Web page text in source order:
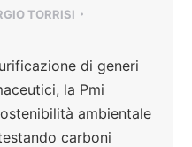
TORRISI
di generi
la Pmi
ambientale
carboni